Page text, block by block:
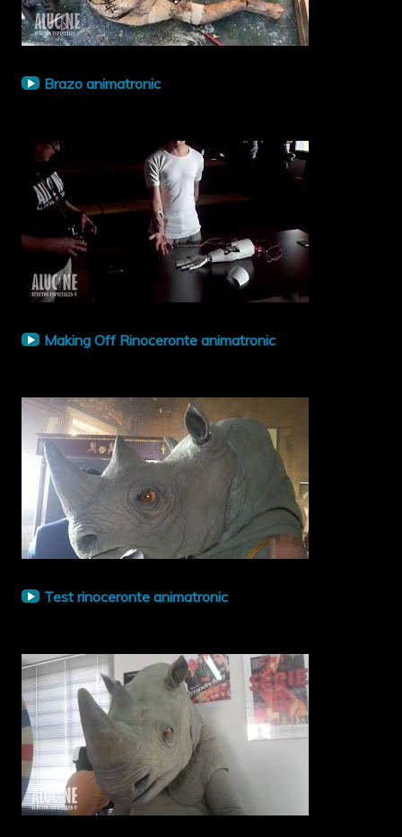
Brazo animatronic
Making Off Rinoceronte animatronic
Test rinoceronte animatronic